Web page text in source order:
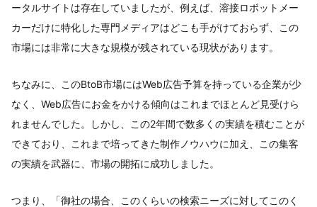
ータルサイトは存在していましたが、例えば、溶接ロボットメー
カーだけに特化した専門メディアはどこも手がけておらず、この
市場には非常に大きな規模が残されている現状があります。
ちなみに、このBtoB市場にはWeb広告予算を持っている企業が少
なく、Web広告にお金をかける傾向はこれまでほとんど見受けら
れませんでした。しかし、この2年間で数多くの実績を積むことが
できており、これまで培ってきた制作ノウハウに加え、この集客
の実績を武器に、市場の開拓に成功しました。
つまり、「御社の場合、このくらいの検索ニーズに対してこのく